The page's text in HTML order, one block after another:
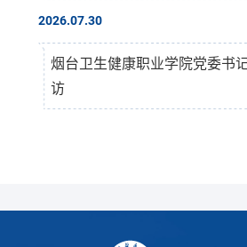
2026.07.30
烟台卫生健康职业学院党委书
访